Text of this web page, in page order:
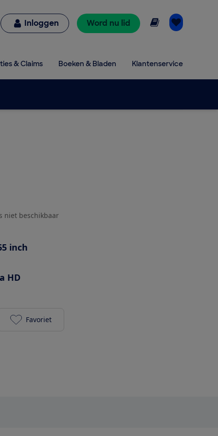
Inloggen Word nu lid Online lezen
& Claims Boeken & Bladen Klantenservice
niet beschikbaar
inch
HD
LG 65NANO826QB toevoegen aan je favorieten
Favoriet